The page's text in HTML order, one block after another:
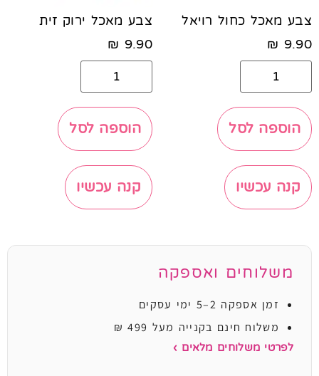
צבע מאכל כחול רויאל
9.90
₪
הוספה לסל
קנה עכשיו
צבע מאכל ירוק זית
9.90
₪
הוספה לסל
קנה עכשיו
משלוחים ואספקה
זמן אספקה 2–5 ימי עסקים
משלוח חינם בקנייה מעל 499 ₪
לפרטי משלוחים מלאים ›